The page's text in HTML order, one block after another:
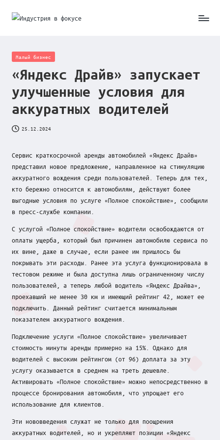
Skip
н
д
у
с
т
р
и
я
в
ф
к
у
с
е
Posted
Малый бизнес
«Яндекс Драйв» запускает
улучшенные условия для
аккуратных водителей
25.12.2024
Сервис краткосрочной аренды автомобилей «Яндекс Драйв»
представил новое предложение, направленное на стимуляцию
аккуратного вождения среди пользователей. Теперь для тех,
кто бережно относится к автомобилям, действуют более
выгодные условия по услуге «Полное спокойствие», сообщили
в пресс-службе компании.
С услугой «Полное спокойствие» водители освобождаются от
оплаты ущерба, который был причинен автомобилю сервиса по
их вине, даже в случае, если ранее им пришлось бы
покрывать эти расходы. Ранее эта услуга функционировала в
тестовом режиме и была доступна лишь ограниченному числу
пользователей, а теперь любой водитель «Яндекс Драйва»,
проехавший не менее 30 км и имеющий рейтинг 42, может ее
подключить. Данный рейтинг считается минимальным
показателем аккуратного вождения.
Подключение услуги «Полное спокойствие» увеличивает
стоимость минуты аренды примерно на 15%. Однако для
водителей с высоким рейтингом (от 96) доплата за эту
услугу оказывается в среднем на треть дешевле.
Активировать «Полное спокойствие» можно непосредственно в
процессе бронирования автомобиля, что упрощает его
использование для клиентов.
Эти нововведения служат не только для поощрения
аккуратных водителей, но и укрепляют позиции «Яндекс